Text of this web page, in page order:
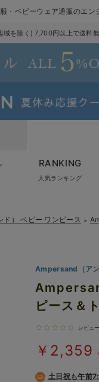
・ベビーウェア通販のエン
を除く) 7,700円以上で送料
RANKING
人気ランキング
） ベビー ワンピース ＞
Ampersand（アン
ピース＆
レビュ
￥2,359
土日祝も午前